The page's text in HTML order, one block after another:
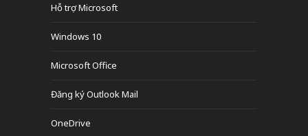
Hỗ trợ Microsoft
Windows 10
Microsoft Office
Đăng ký Outlook Mail
OneDrive